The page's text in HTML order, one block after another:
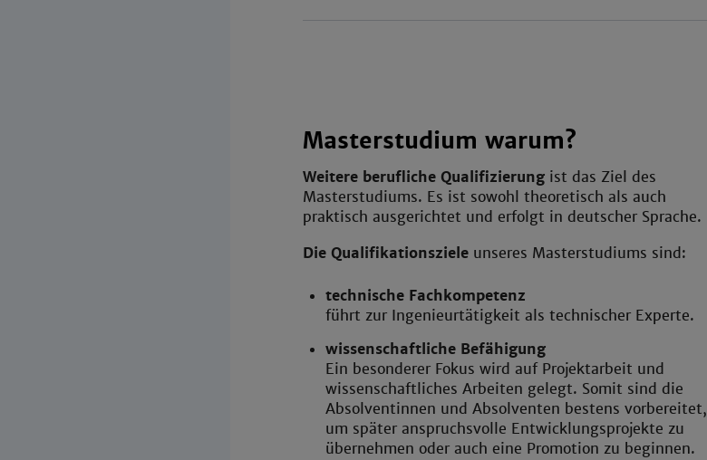
Masterstudium warum?
Weitere berufliche Qualifizierung ist das Ziel des
Masterstudiums. Es ist sowohl theoretisch als auch
praktisch ausgerichtet und erfolgt in deutscher Sprache.
Die Qualifikationszieleunseres Masterstudiums sind:
technische Fachkompetenz
führt zur Ingenieurtätigkeit als technischer Experte.
wissenschaftliche Befähigung
Ein besonderer Fokus wird auf Projektarbeit und
wissenschaftliches Arbeiten gelegt. Somit sind die
Absolventinnen und Absolventen bestens vorbereitet,
um später anspruchsvolle Entwicklungsprojekte zu
übernehmen oder auch eine Promotion zu beginnen.